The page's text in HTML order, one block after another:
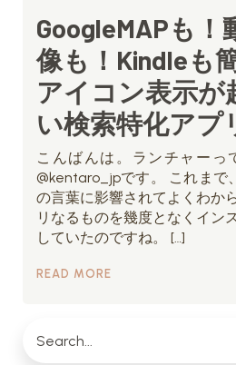
GoogleMAPも！
像も！Kindleも
アイコン表示が
い検索特化アプ
こんばんは。ランチャーっ
@kentaro_jpです。 これまで
の言葉に影響されてよくわか
リなるものを幾度となくイン
していたのですね。 […]
READ MORE